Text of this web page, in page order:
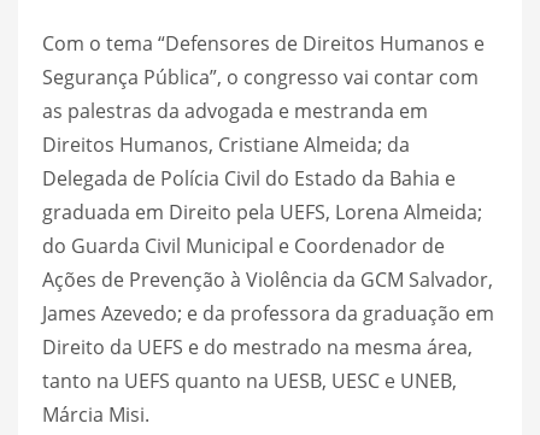
Com o tema “Defensores de Direitos Humanos e
Segurança Pública”, o congresso vai contar com
as palestras da advogada e mestranda em
Direitos Humanos, Cristiane Almeida; da
Delegada de Polícia Civil do Estado da Bahia e
graduada em Direito pela UEFS, Lorena Almeida;
do Guarda Civil Municipal e Coordenador de
Ações de Prevenção à Violência da GCM Salvador,
James Azevedo; e da professora da graduação em
Direito da UEFS e do mestrado na mesma área,
tanto na UEFS quanto na UESB, UESC e UNEB,
Márcia Misi.